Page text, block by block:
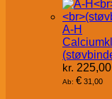
A-H
kr. 225,00
Ab: € 31,00